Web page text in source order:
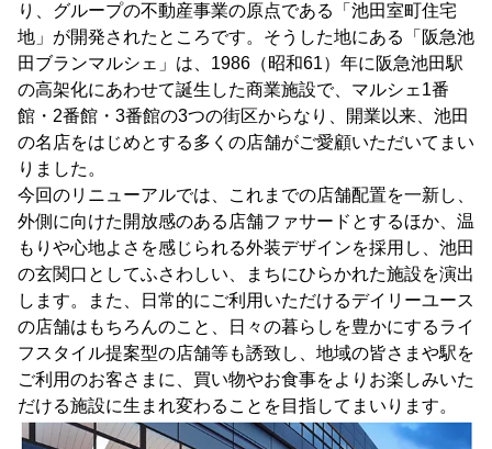
り、グループの不動産事業の原点である「池田室町住宅
地」が開発されたところです。そうした地にある「阪急池
田ブランマルシェ」は、1986（昭和61）年に阪急池田駅
の高架化にあわせて誕生した商業施設で、マルシェ1番
館・2番館・3番館の3つの街区からなり、開業以来、池田
の名店をはじめとする多くの店舗がご愛顧いただいてまい
りました。
今回のリニューアルでは、これまでの店舗配置を一新し、
外側に向けた開放感のある店舗ファサードとするほか、温
もりや心地よさを感じられる外装デザインを採用し、池田
の玄関口としてふさわしい、まちにひらかれた施設を演出
します。また、日常的にご利用いただけるデイリーユース
の店舗はもちろんのこと、日々の暮らしを豊かにするライ
フスタイル提案型の店舗等も誘致し、地域の皆さまや駅を
ご利用のお客さまに、買い物やお食事をよりお楽しみいた
だける施設に生まれ変わることを目指してまいります。